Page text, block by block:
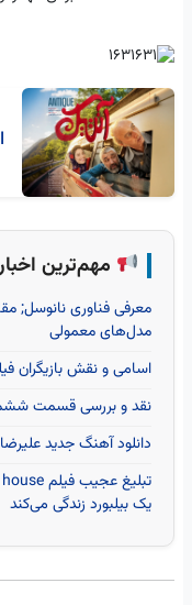
مهم‌ترین
معرفی فناوری نانوسل;
مدل‌های معمولی
اسامی و نقش بازیگران
نقد و بررسی قسمت
دانلود آهنگ جدید
یک بیلبورد زندگی می‌کند